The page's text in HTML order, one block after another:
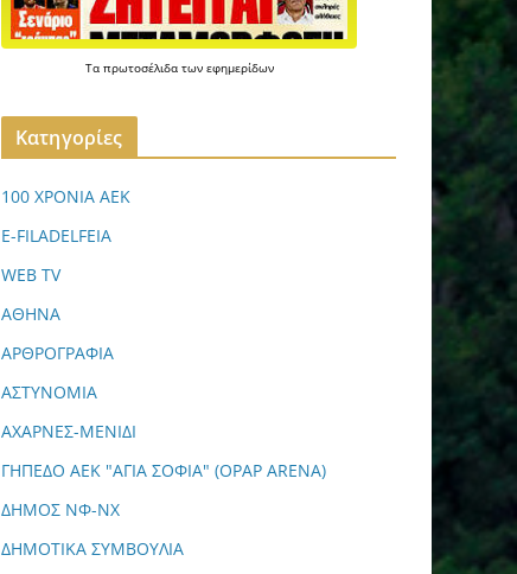
Τα πρωτοσέλιδα των εφημερίδων
Kατηγορίες
100 ΧΡΟΝΙΑ ΑΕΚ
E-FILADELFEIA
WEB TV
ΑΘΗΝΑ
ΑΡΘΡΟΓΡΑΦΙΑ
ΑΣΤΥΝΟΜΙΑ
ΑΧΑΡΝΕΣ-ΜΕΝΙΔΙ
ΓΗΠΕΔΟ ΑΕΚ "ΑΓΙΑ ΣΟΦΙΑ" (OPAP ARENA)
ΔΗΜΟΣ ΝΦ-ΝΧ
ΔΗΜΟΤΙΚΑ ΣΥΜΒΟΥΛΙΑ